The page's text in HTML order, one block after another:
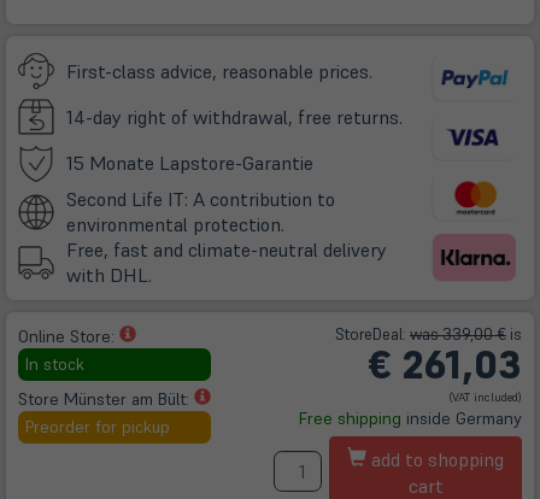
First-class advice, reasonable prices.
14-day right of withdrawal, free returns.
15 Monate Lapstore-Garantie
neuem
Tab)
Second Life IT: A contribution to
environmental protection.
Free, fast and climate-neutral delivery
with DHL.
Online Store:
(öffnet
neuem
Tab)
In stock
Store Münster am Bült:
(öffnet
in
neuem
Preorder for pickup
StoreDeal: was 339,00 € is
€ 261,03
(VAT included)
Free shipping inside Germany
add to shopping
cart